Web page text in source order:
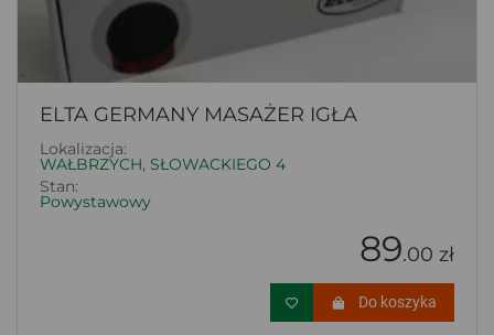
ELTA GERMANY MASAŻER IGŁA
Lokalizacja:
WAŁBRZYCH, SŁOWACKIEGO 4
Stan:
Powystawowy
89.00 zł
Do koszyka